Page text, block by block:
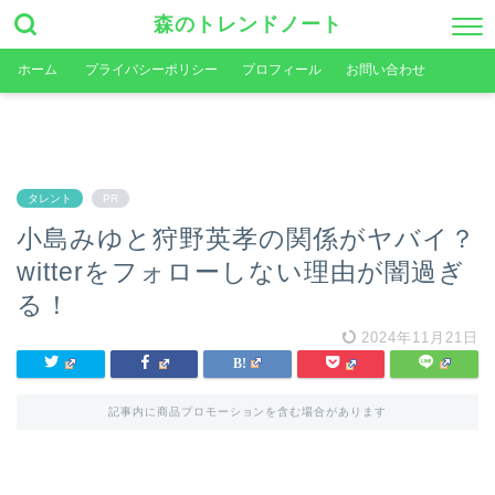
森のトレンドノート
ホーム プライバシーポリシー プロフィール お問い合わせ
タレント PR
小島みゆと狩野英孝の関係がヤバイ？
witterをフォローしない理由が闇過ぎ
る！
2024年11月21日
記事内に商品プロモーションを含む場合があります